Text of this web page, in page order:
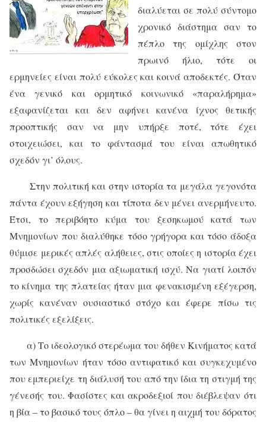
διαλύεται σε πολύ σύντομο
χρονικό διάστημα σαν το
πέπλο της ομίχλης στον
πρωινό ήλιο, τότε οι
ερμηνείες είναι πολύ εύκολες και κοινά αποδεκτές. Όταν
ένα γενικό και ορμητικό κοινωνικό «παραλήρημα»
εξαφανίζεται και δεν αφήνει κανένα ίχνος θετικής
προοπτικής σαν να μην υπήρξε ποτέ, τότε έχει
στοιχειώσει, και το φάντασμά του είναι απωθητικό
σχεδόν γι’ όλους.
Στην πολιτική και στην ιστορία τα μεγάλα γεγονότα
πάντα έχουν εξήγηση και τίποτα δεν μένει ανερμήνευτο.
Έτσι, το περιβόητο κύμα του ξεσηκωμού κατά των
Μνημονίων που διαλύθηκε τόσο γρήγορα και τόσο άδοξα
θύμισε μερικές απλές αλήθειες, στις οποίες η ιστορία έχει
προσδώσει σχεδόν μια αξιωματική ισχύ. Να γιατί λοιπόν
το κίνημα της πλατείας ήταν μια φενακισμένη εξέγερση,
χωρίς κανέναν ουσιαστικό στόχο και έφερε πίσω τις
πολιτικές εξελίξεις.
α) Το ιδεολογικό στερέωμα του δήθεν Κινήματος κατά
των Μνημονίων ήταν τόσο αντιφατικό και συγκεχυμένο
που εμπεριείχε τη διάλυσή του από την ίδια τη στιγμή της
γένεσής του. Φασίστες και ακροδεξιοί που διέβλεψαν ότι
η βία – το βασικό τους όπλο – θα γίνει η αιχμή του δόρατος